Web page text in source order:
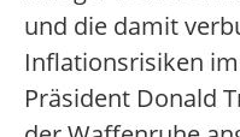
und die damit
Inflationsrisiken
Präsident Donald